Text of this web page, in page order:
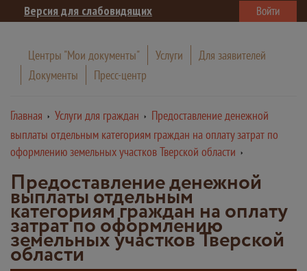
Версия для слабовидящих Войти
Центры "Мои документы" Услуги
Для заявителей
Документы
Пресс-центр
Главная Услуги для граждан
Предоставление денежной
выплаты отдельным категориям граждан на оплату затрат по
оформлению земельных участков Тверской области
Предоставление денежной
выплаты отдельным
категориям граждан на оплату
затрат по оформлению
земельных участков Тверской
области